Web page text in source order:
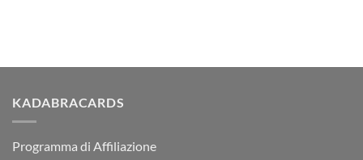
KADABRACARDS
Programma di Affiliazione